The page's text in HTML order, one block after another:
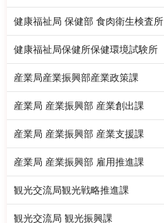
健康福祉局 保健部 食肉衛生検査所
健康福祉局保健所保健環境試験所
産業局産業振興部産業政策課
産業局 産業振興部 産業創出課
産業局 産業振興部 産業支援課
産業局 産業振興部 雇用推進課
観光交流局観光戦略推進課
観光交流局 観光振興課